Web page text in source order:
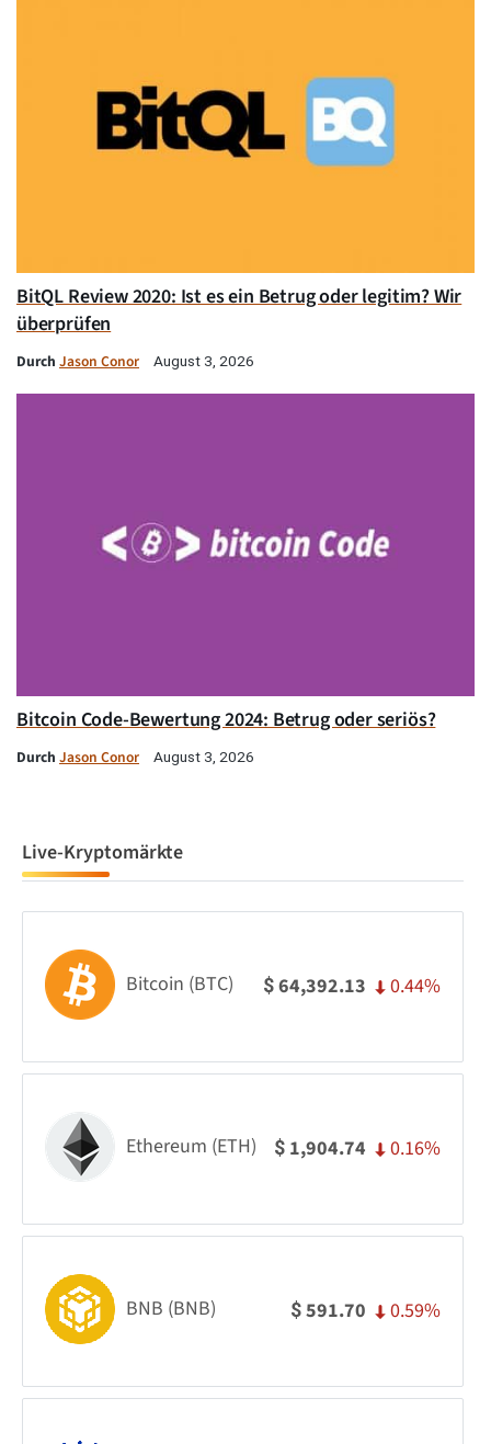
BitQL Review 2020: Ist es ein Betrug oder legitim? Wir
überprüfen
Durch Jason Conor August 3, 2026
Bitcoin Code-Bewertung 2024: Betrug oder seriös?
Durch Jason Conor August 3, 2026
Live-Kryptomärkte
Bitcoin (BTC) $64,392.13 0.44%
Ethereum (ETH) $ 1,904.74 0.16%
BNB (BNB) $591.70 0.59%